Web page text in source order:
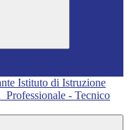
Istituto di Istruzione
Professionale - Tecnico